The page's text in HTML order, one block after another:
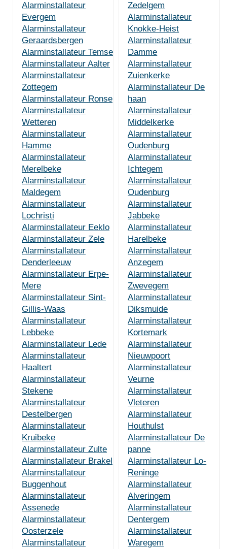
Alarminstallateur
Evergem
Alarminstallateur
Geraardsbergen
Alarminstallateur Temse
Alarminstallateur Aalter
Alarminstallateur
Zottegem
Alarminstallateur Ronse
Alarminstallateur
Wetteren
Alarminstallateur
Hamme
Alarminstallateur
Merelbeke
Alarminstallateur
Maldegem
Alarminstallateur
Lochristi
Alarminstallateur Eeklo
Alarminstallateur Zele
Alarminstallateur
Denderleeuw
Alarminstallateur Erpe-
Mere
Alarminstallateur Sint-
Gillis-Waas
Alarminstallateur
Lebbeke
Alarminstallateur Lede
Alarminstallateur
Haaltert
Alarminstallateur
Stekene
Alarminstallateur
Destelbergen
Alarminstallateur
Kruibeke
Alarminstallateur Zulte
Alarminstallateur Brakel
Alarminstallateur
Buggenhout
Alarminstallateur
Assenede
Alarminstallateur
Oosterzele
Alarminstallateur
Zedelgem
Alarminstallateur
Knokke-Heist
Alarminstallateur
Damme
Alarminstallateur
Zuienkerke
Alarminstallateur De
haan
Alarminstallateur
Middelkerke
Alarminstallateur
Oudenburg
Alarminstallateur
Ichtegem
Alarminstallateur
Oudenburg
Alarminstallateur
Jabbeke
Alarminstallateur
Harelbeke
Alarminstallateur
Anzegem
Alarminstallateur
Zwevegem
Alarminstallateur
Diksmuide
Alarminstallateur
Kortemark
Alarminstallateur
Nieuwpoort
Alarminstallateur
Veurne
Alarminstallateur
Vleteren
Alarminstallateur
Houthulst
Alarminstallateur De
panne
Alarminstallateur Lo-
Reninge
Alarminstallateur
Alveringem
Alarminstallateur
Dentergem
Alarminstallateur
Waregem